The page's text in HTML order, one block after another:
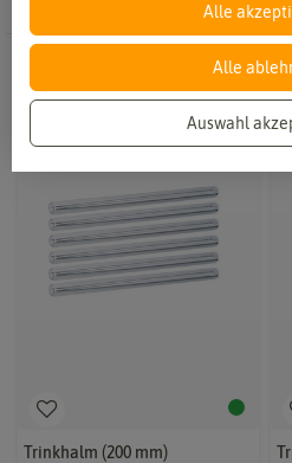
Trinkhalm (200 mm)
Alle
Alle
Auswahl